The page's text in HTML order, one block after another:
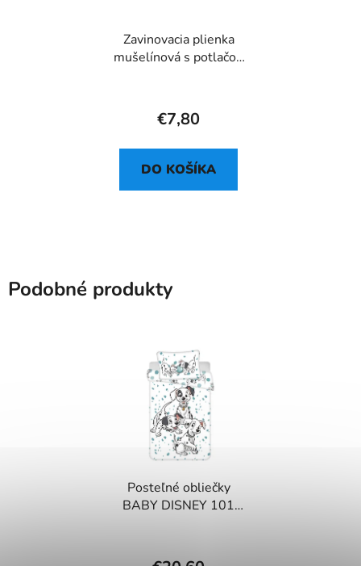
Zavinovacia plienka
mušelínová s potlačou
€7,80
DO KOŠÍKA
Podobné produkty
Posteľné obliečky
BABY DISNEY 101